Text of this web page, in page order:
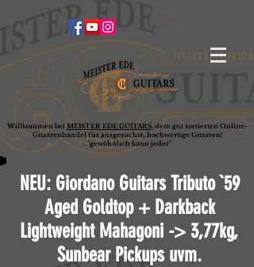
Willkommen bei MEISTER EDE GUITARS,dem gut sortierten Online-
Gitarrenhandel für ausgesuchte, hochwertige Gitarren!
..."gewöhnlich kann jeder"
NEU: Giordano Guitars Tributo `59
Aged Goldtop + Darkback
Lightweight Mahagoni -> 3,77kg,
Sunbear Pickups uvm.